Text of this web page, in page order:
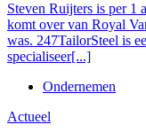
Steven Ruijters is per 1
komt over van Royal
was. 247TailorSteel is
specialiseer[...]
Ondernemen
Actueel